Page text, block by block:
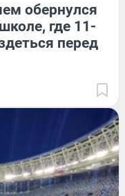
обернулся
где 11-
перед